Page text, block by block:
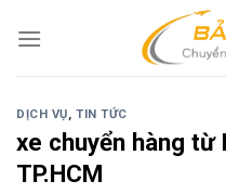
DỊCH VỤ,TIN TỨC
xe chuyển hàng từ
TP.HCM